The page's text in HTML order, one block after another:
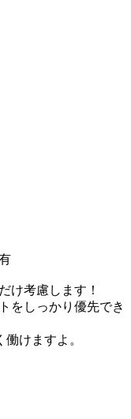
け考慮します！
をしっかり優先でき
けますよ。